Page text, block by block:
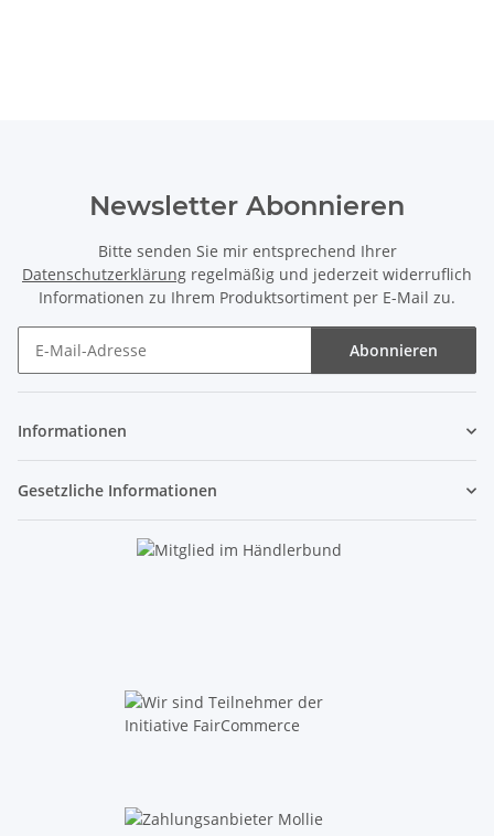
Newsletter Abonnieren
Bitte senden Sie mir entsprechend Ihrer
Datenschutzerklärung regelmäßig und jederzeit widerruflich
Informationen zu Ihrem Produktsortiment per E-Mail zu.
Abonnieren
Informationen
Gesetzliche Informationen